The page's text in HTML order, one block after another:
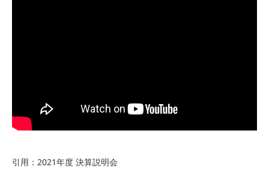
引用：2021年度 決算説明会